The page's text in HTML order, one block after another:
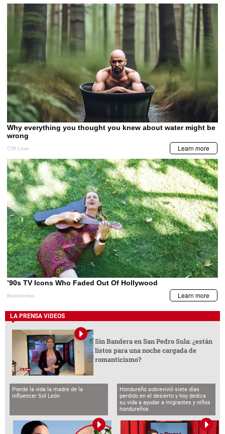
LA PRENSA VIDEOS
Sin Bandera en San Pedro Sula: ¿están
listos para una noche cargada de
romanticismo?
Pierde la vida la madre de la
influencer Sol León
Hondureño sobrevivió siete días
perdido en el desierto y hoy dedica
su vida a ayudar a migrantes y niños
hondureños